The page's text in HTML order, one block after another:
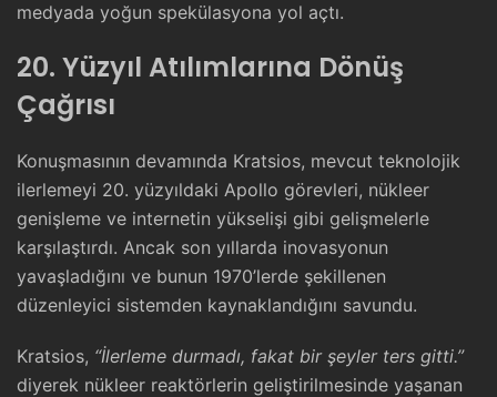
medyada yoğun spekülasyona yol açtı.
20. Yüzyıl Atılımlarına Dönüş
Çağrısı
Konuşmasının devamında Kratsios, mevcut teknolojik
ilerlemeyi 20. yüzyıldaki Apollo görevleri, nükleer
genişleme ve internetin yükselişi gibi gelişmelerle
karşılaştırdı. Ancak son yıllarda inovasyonun
yavaşladığını ve bunun 1970’lerde şekillenen
düzenleyici sistemden kaynaklandığını savundu.
Kratsios, “İlerleme durmadı, fakat bir şeyler ters gitti.”
diyerek nükleer reaktörlerin geliştirilmesinde yaşanan